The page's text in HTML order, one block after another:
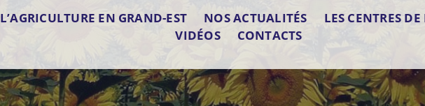
L’AGRICULTURE EN GRAND-EST NOS ACTUALITÉS LES CENTRES
VIDÉOS
CONTACTS